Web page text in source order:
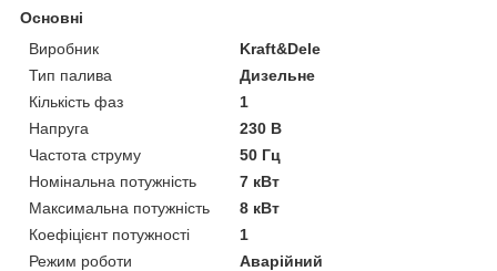
Основні
Виробник
Kraft&Dele
Тип палива
Дизельне
Кількість фаз
1
Напруга
230 В
Частота струму
50 Гц
Номінальна потужність
7 кВт
Максимальна потужність
8 кВт
Коефіцієнт потужності
1
Режим роботи
Аварійний